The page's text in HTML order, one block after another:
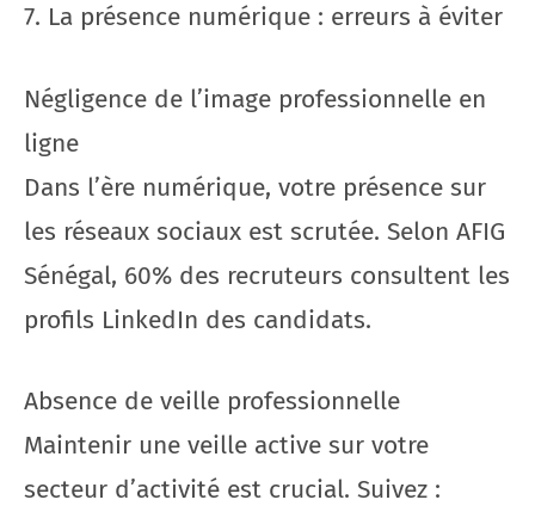
7. La présence numérique : erreurs à éviter
Négligence de l’image professionnelle en
ligne
Dans l’ère numérique, votre présence sur
les réseaux sociaux est scrutée. Selon AFIG
Sénégal, 60% des recruteurs consultent les
profils LinkedIn des candidats.
Absence de veille professionnelle
Maintenir une veille active sur votre
secteur d’activité est crucial. Suivez :